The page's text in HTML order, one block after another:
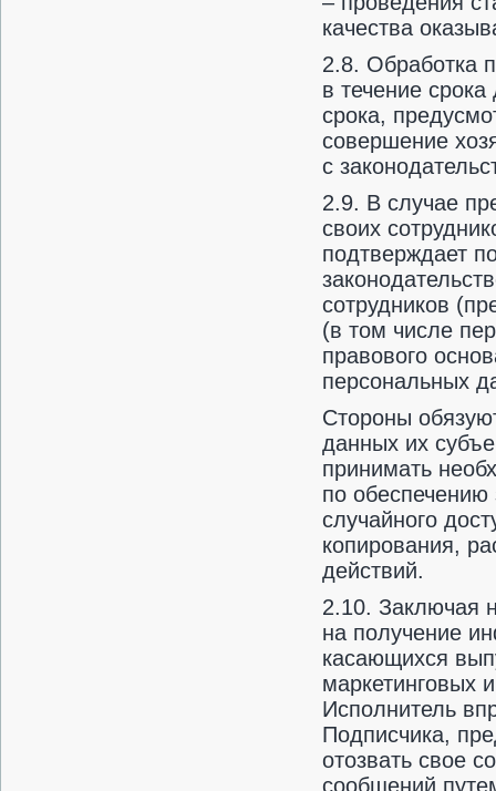
качества
2.8. Обработка
в течение
срока,
совершение
с
2.9. В случае
своих
подтверждает
сотрудников
(в том числе
правового
персональных
Стороны
данных их
принимать
по
случайного
копирования,
действий.
2.10. Заключая
на получение
касающихся
маркетинговых
Исполнитель
Подписчика,
отозвать свое
сообщений